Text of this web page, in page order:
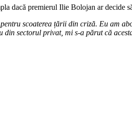
dacă premierul Ilie Bolojan ar decide
scoaterea țării din criză. Eu am
sectorul privat, mi s-a părut că